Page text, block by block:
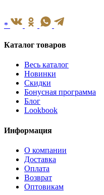
*
Каталог товаров
Весь каталог
Новинки
Скидки
Бонусная программа
Блог
Lookbook
Информация
О компании
Доставка
Оплата
Возврат
Оптовикам